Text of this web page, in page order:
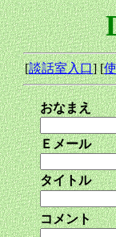
[談話室入口] [
おなまえ
Ｅメール
タイトル
コメント